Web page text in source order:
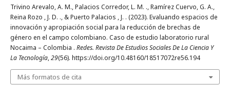
Trivino Arevalo, A. M., Palacios Corredor, L. M. ., Ramírez Cuervo, G. A.,
Reina Rozo , J. D. ., & Puerto Palacios , J. . (2023). Evaluando espacios de
innovación y apropiación social para la reducción de brechas de
género en el campo colombiano. Caso de estudio laboratorio rural
Nocaima – Colombia . Redes. Revista De Estudios Sociales De La Ciencia Y
La Tecnología,29(56). https://doi.org/10.48160/18517072re56.194
Más formatos de cita